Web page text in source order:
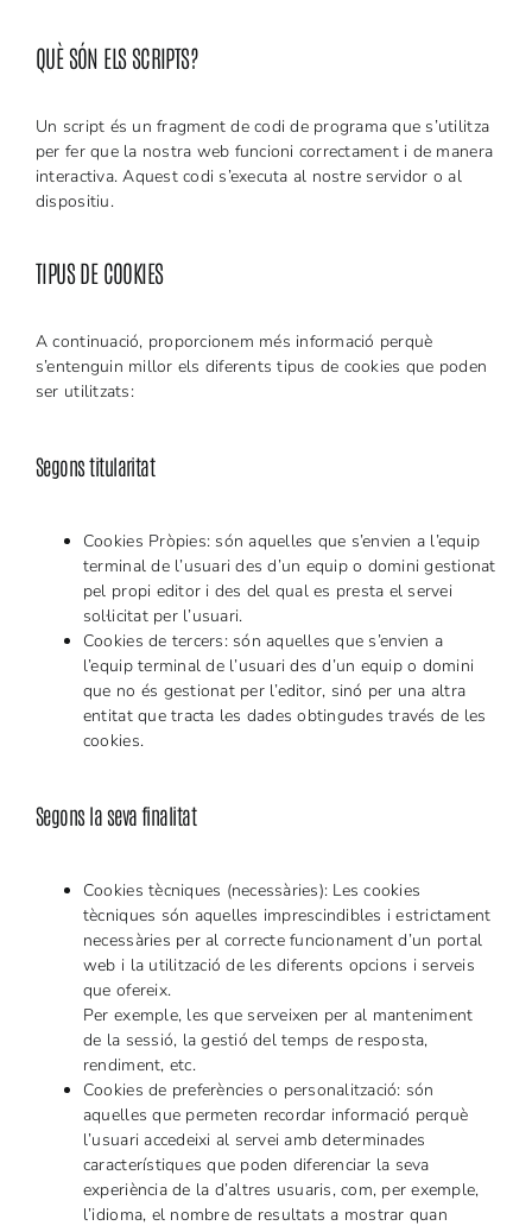
QUÈ SÓN ELS SCRIPTS?
Un script és un fragment de codi de programa que s’utilitza
per fer que la nostra web funcioni correctament i de manera
interactiva. Aquest codi s’executa al nostre servidor o al
dispositiu.
TIPUS DE COOKIES
A continuació, proporcionem més informació perquè
s’entenguin millor els diferents tipus de cookies que poden
ser utilitzats:
Segons titularitat
Cookies Pròpies: són aquelles que s’envien a l’equip
terminal de l’usuari des d’un equip o domini gestionat
pel propi editor i des del qual es presta el servei
sol·licitat per l’usuari.
Cookies de tercers: són aquelles que s’envien a
l’equip terminal de l’usuari des d’un equip o domini
que no és gestionat per l’editor, sinó per una altra
entitat que tracta les dades obtingudes través de les
cookies.
Segons la seva finalitat
Cookies tècniques (necessàries): Les cookies
tècniques són aquelles imprescindibles i estrictament
necessàries per al correcte funcionament d’un portal
web i la utilització de les diferents opcions i serveis
que ofereix.
Per exemple, les que serveixen per al manteniment
de la sessió, la gestió del temps de resposta,
rendiment, etc.
Cookies de preferències o personalització: són
aquelles que permeten recordar informació perquè
l’usuari accedeixi al servei amb determinades
característiques que poden diferenciar la seva
experiència de la d’altres usuaris, com, per exemple,
l’idioma, el nombre de resultats a mostrar quan